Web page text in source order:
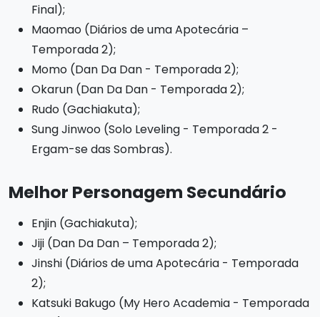
Final);
Maomao (Diários de uma Apotecária –
Temporada 2);
Momo (Dan Da Dan - Temporada 2);
Okarun (Dan Da Dan - Temporada 2);
Rudo (Gachiakuta);
Sung Jinwoo (Solo Leveling - Temporada 2 -
Ergam-se das Sombras).
Melhor Personagem Secundário
Enjin (Gachiakuta);
Jiji (Dan Da Dan – Temporada 2);
Jinshi (Diários de uma Apotecária - Temporada
2);
Katsuki Bakugo (My Hero Academia - Temporada